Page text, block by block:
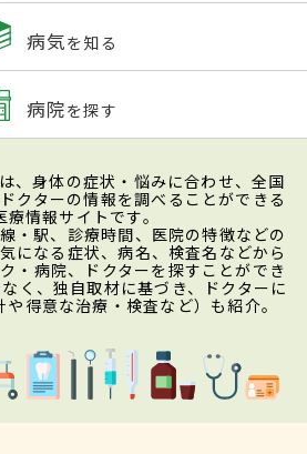
病気を知る
病院を探す
、身体の症状・悩みに合わせ、全国
クターの情報を調べることができる
療情報サイトです。
・駅、診療時間、医院の特徴などの
になる症状、病名、検査名などから
・病院、ドクターを探すことができ
く、独自取材に基づき、ドクターに
得意な治療・検査など）も紹介。